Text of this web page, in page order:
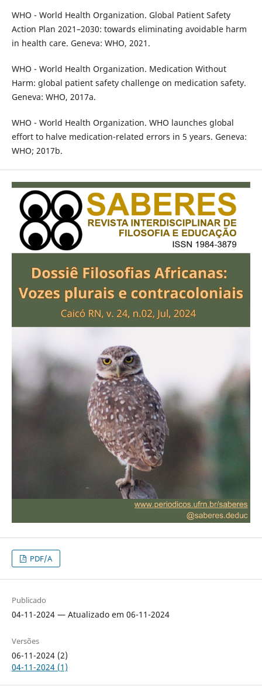
WHO - World Health Organization. Global Patient Safety
Action Plan 2021–2030: towards eliminating avoidable harm
in health care. Geneva: WHO, 2021.
WHO - World Health Organization. Medication Without
Harm: global patient safety challenge on medication safety.
Geneva: WHO, 2017a.
WHO - World Health Organization. WHO launches global
effort to halve medication-related errors in 5 years. Geneva:
WHO; 2017b.
PDF/A
Publicado
04-11-2024 — Atualizado em 06-11-2024
Versões
06-11-2024 (2)
04-11-2024 (1)